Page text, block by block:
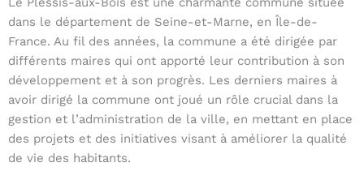
dans le département de Seine-et-Marne, en Île-de-
France. Au fil des années, la commune a été dirigée par
différents maires qui ont apporté leur contribution à son
développement et à son progrès. Les derniers maires à
avoir dirigé la commune ont joué un rôle crucial dans la
gestion et l’administration de la ville, en mettant en place
des projets et des initiatives visant à améliorer la qualité
de vie des habitants.